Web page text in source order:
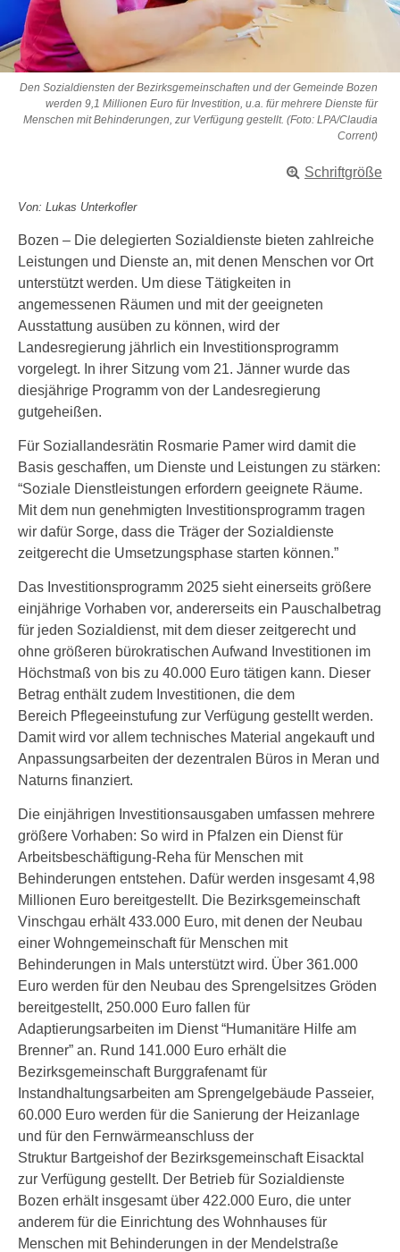
Den Sozialdiensten der Bezirksgemeinschaften und der Gemeinde Bozen
werden 9,1 Millionen Euro für Investition, u.a. für mehrere Dienste für
Menschen mit Behinderungen, zur Verfügung gestellt. (Foto: LPA/Claudia
Corrent)
Schriftgröße
Von: Lukas Unterkofler
Bozen – Die delegierten Sozialdienste bieten zahlreiche
Leistungen und Dienste an, mit denen Menschen vor Ort
unterstützt werden. Um diese Tätigkeiten in
angemessenen Räumen und mit der geeigneten
Ausstattung ausüben zu können, wird der
Landesregierung jährlich ein Investitionsprogramm
vorgelegt. In ihrer Sitzung vom 21. Jänner wurde das
diesjährige Programm von der Landesregierung
gutgeheißen.
Für Soziallandesrätin Rosmarie Pamer wird damit die
Basis geschaffen, um Dienste und Leistungen zu stärken:
“Soziale Dienstleistungen erfordern geeignete Räume.
Mit dem nun genehmigten Investitionsprogramm tragen
wir dafür Sorge, dass die Träger der Sozialdienste
zeitgerecht die Umsetzungsphase starten können.”
Das Investitionsprogramm 2025 sieht einerseits größere
einjährige Vorhaben vor, andererseits ein Pauschalbetrag
für jeden Sozialdienst, mit dem dieser zeitgerecht und
ohne größeren bürokratischen Aufwand Investitionen im
Höchstmaß von bis zu 40.000 Euro tätigen kann. Dieser
Betrag enthält zudem Investitionen, die dem
Bereich Pflegeeinstufung zur Verfügung gestellt werden.
Damit wird vor allem technisches Material angekauft und
Anpassungsarbeiten der dezentralen Büros in Meran und
Naturns finanziert.
Die einjährigen Investitionsausgaben umfassen mehrere
größere Vorhaben: So wird in Pfalzen ein Dienst für
Arbeitsbeschäftigung-Reha für Menschen mit
Behinderungen entstehen. Dafür werden insgesamt 4,98
Millionen Euro bereitgestellt. Die Bezirksgemeinschaft
Vinschgau erhält 433.000 Euro, mit denen der Neubau
einer Wohngemeinschaft für Menschen mit
Behinderungen in Mals unterstützt wird. Über 361.000
Euro werden für den Neubau des Sprengelsitzes Gröden
bereitgestellt, 250.000 Euro fallen für
Adaptierungsarbeiten im Dienst “Humanitäre Hilfe am
Brenner” an. Rund 141.000 Euro erhält die
Bezirksgemeinschaft Burggrafenamt für
Instandhaltungsarbeiten am Sprengelgebäude Passeier,
60.000 Euro werden für die Sanierung der Heizanlage
und für den Fernwärmeanschluss der
Struktur Bartgeishof der Bezirksgemeinschaft Eisacktal
zur Verfügung gestellt. Der Betrieb für Sozialdienste
Bozen erhält insgesamt über 422.000 Euro, die unter
anderem für die Einrichtung des Wohnhauses für
Menschen mit Behinderungen in der Mendelstraße